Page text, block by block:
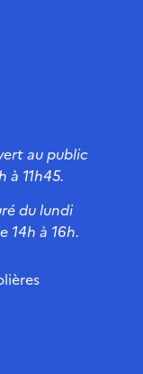
au public
à 11h45.
du lundi
14h à 16h.